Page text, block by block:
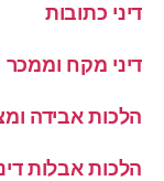
דיני כתובות
דיני מקח וממכר
הלכות אבידה
הלכות אבלות